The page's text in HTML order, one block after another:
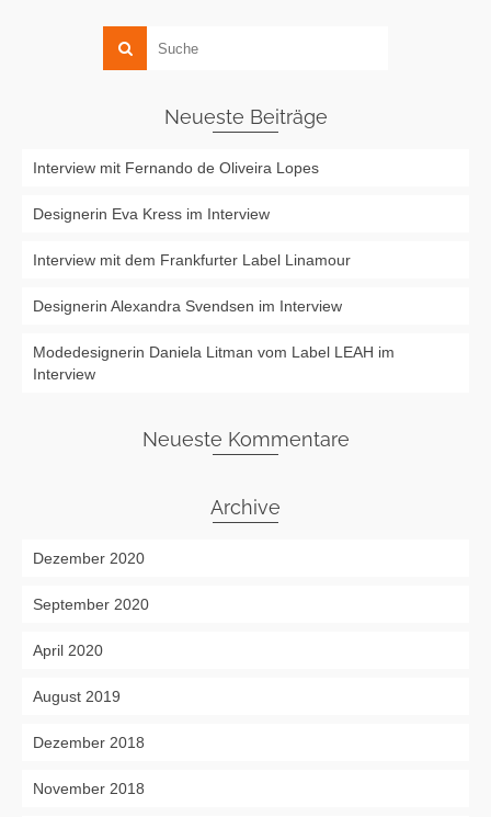
Neueste Beiträge
Interview mit Fernando de Oliveira Lopes
Designerin Eva Kress im Interview
Interview mit dem Frankfurter Label Linamour
Designerin Alexandra Svendsen im Interview
Modedesignerin Daniela Litman vom Label LEAH im
Interview
Neueste Kommentare
Archive
Dezember 2020
September 2020
April 2020
August 2019
Dezember 2018
November 2018